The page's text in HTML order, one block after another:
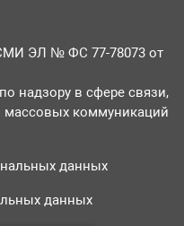
ЭЛ № ФС 77-78073 от
надзору в сфере связи,
коммуникаций
данных
данных